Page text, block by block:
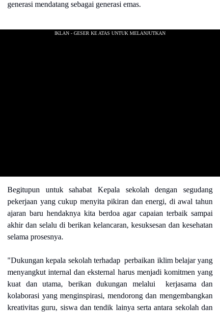
generasi mendatang sebagai generasi emas.
Begitupun untuk sahabat Kepala sekolah dengan segudang
pekerjaan yang cukup menyita pikiran dan energi, di awal tahun
ajaran baru hendaknya kita berdoa agar capaian terbaik sampai
akhir dan selalu di berikan kelancaran, kesuksesan dan kesehatan
selama prosesnya.
"Dukungan kepala sekolah terhadap perbaikan iklim belajar yang
menyangkut internal dan eksternal harus menjadi komitmen yang
kuat dan utama, berikan dukungan melalui kerjasama dan
kolaborasi yang menginspirasi, mendorong dan mengembangkan
kreativitas guru, siswa dan tendik lainya serta antara sekolah dan